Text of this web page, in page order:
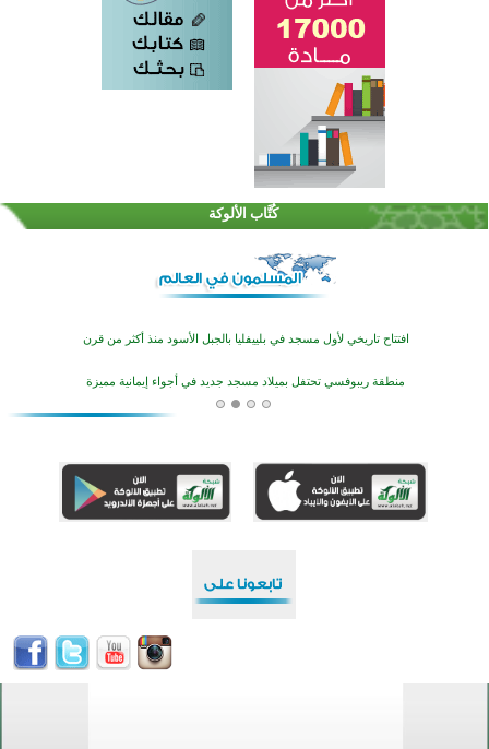
كُتَّاب الألوكة
اختتام الدورة التاسعة لمسابقة حفظ وتلاوة القرآن الكريم في أزناكاييف
تيسليتش تختتم برنامجا تعليميا لتعزيز القيم وبناء الشخصية للشباب المسلمين
اختتام منافسات قرآنية متميزة في بنغلاديش بمشاركة 3000 متسابق
أكبر مشروع إسلامي في ريف أستراليا يفتتح أبوابه بعد سنوات من العمل والعطاء
اختتام الدورة التاسعة لمسابقة حفظ وتلاوة القرآن الكريم في أزناكاييف